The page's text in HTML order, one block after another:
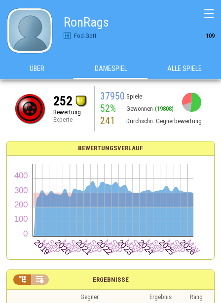
RonRags
Fod-Gott 109
☰
ÜBER DAMESPIEL ALLE SPIELE
252
Bewertung
Experte
37950 Spiele
52% Gewonnen (19808)
241 Durchschn. Gegnerbewertung
BEWERTUNGSVERLAUF
ERGEBNISSE
 
Gegner Ergebnis
Rang